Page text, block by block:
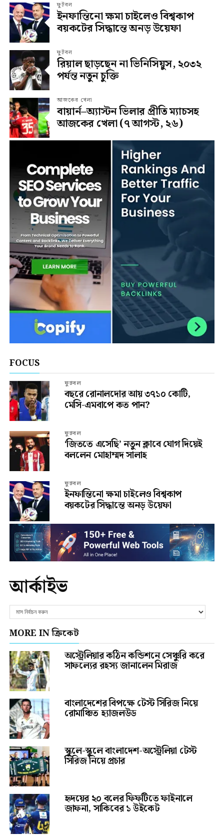
ফুটবল
ইনফান্তিনো ক্ষমা চাইলেও বিশ্বকাপ
বয়কটের সিদ্ধান্তে অনড় উয়েফা
ফুটবল
রিয়াল ছাড়ছেন না ভিনিসিয়ুস, ২০৩২
পর্যন্ত নতুন চুক্তি
আজকের খেলা
বায়ার্ন–অ্যাস্টন ভিলার প্রীতি ম্যাচসহ
আজকের খেলা (৭ আগস্ট, ২৬)
FOCUS
ফুটবল
বছরে রোনালদোর আয় ৩৭১০ কোটি,
মেসি-এমবাপে কত পান?
ফুটবল
‘জিততে এসেছি’ নতুন ক্লাবে যোগ দিয়েই
বললেন মোহাম্মদ সালাহ
ফুটবল
ইনফান্তিনো ক্ষমা চাইলেও বিশ্বকাপ
বয়কটের সিদ্ধান্তে অনড় উয়েফা
আর্কাইভ
MORE IN ক্রিকেট
অস্ট্রেলিয়ার কঠিন কন্ডিশনে সেঞ্চুরি করে
সাফল্যের রহস্য জানালেন মিরাজ
বাংলাদেশের বিপক্ষে টেস্ট সিরিজ নিয়ে
রোমাঞ্চিত হ্যাজলউড
স্কুলে-স্কুলে বাংলাদেশ-অস্ট্রেলিয়া টেস্ট
সিরিজ নিয়ে প্রচার
হৃদয়ের ২০ বলের ফিফটিতে ফাইনালে
জাফনা, সাকিবের ১ উইকেট